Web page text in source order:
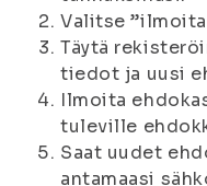
Valitse
Täytä
tiedot ja uusi
Ilmoita
tuleville
Saat uudet
antamaasi